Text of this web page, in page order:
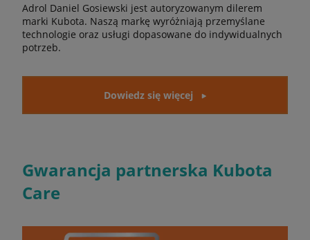
Adrol Daniel Gosiewski jest autoryzowanym dilerem
marki Kubota. Naszą markę wyróżniają przemyślane
technologie oraz usługi dopasowane do indywidualnych
potrzeb.
Dowiedz się więcej
Gwarancja partnerska Kubota
Care